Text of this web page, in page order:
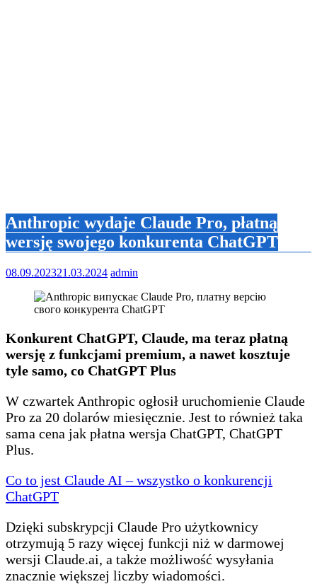
Anthropic wydaje Claude Pro, płatną
wersję swojego konkurenta ChatGPT
08.09.202321.03.2024 admin
Konkurent ChatGPT, Claude, ma teraz płatną
wersję z funkcjami premium, a nawet kosztuje
tyle samo, co ChatGPT Plus
W czwartek Anthropic ogłosił uruchomienie Claude
Pro za 20 dolarów miesięcznie. Jest to również taka
sama cena jak płatna wersja ChatGPT, ChatGPT
Plus.
Co to jest Claude AI – wszystko o konkurencji
ChatGPT
Dzięki subskrypcji Claude Pro użytkownicy
otrzymują 5 razy więcej funkcji niż w darmowej
wersji Claude.ai, a także możliwość wysyłania
znacznie większej liczby wiadomości.